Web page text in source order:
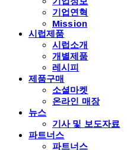
기업연혁
Mission
시럽제품
시럽소개
개별제품
레시피
제품구매
소셜마켓
온라인 매장
뉴스
기사 및 보도자료
파트너스
파트너스